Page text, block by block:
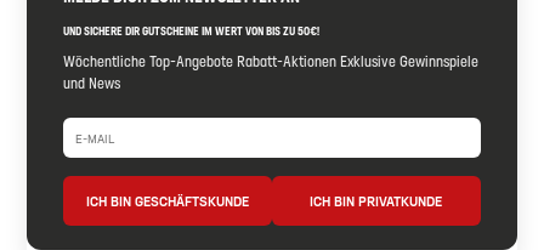
UND SICHERE DIR GUTSCHEINE IM WERT VON BIS ZU 50€!
Wöchentliche Top-Angebote Rabatt-Aktionen Exklusive Gewinnspiele
und News
ICH BIN GESCHÄFTSKUNDE ICH BIN PRIVATKUNDE